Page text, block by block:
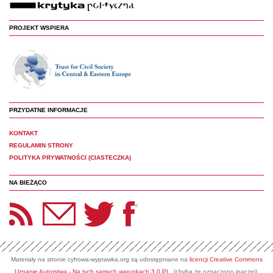
PROJEKT WSPIERA
PRZYDATNE INFORMACJE
KONTAKT
REGULAMIN STRONY
POLITYKA PRYWATNOŚCI (CIASTECZKA)
NA BIEŻĄCO
Panoptyka Facebook <
Materiały na stronie cyfrowa-wyprawka.org są udostępniane na licencji Creative Commons
Uznanie Autorstwa - Na tych samych warunkach 3.0 PL
(chyba że oznaczono inaczej).